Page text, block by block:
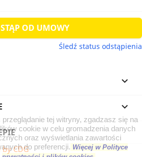
OD UMOWY
Śledź status odstąpienia


przeglądanie tej witryny, zgadzasz się na
cookie w celu gromadzenia danych
oraz wyświetlania zawartości
do preferencji. Więcej w Polityce
CDG